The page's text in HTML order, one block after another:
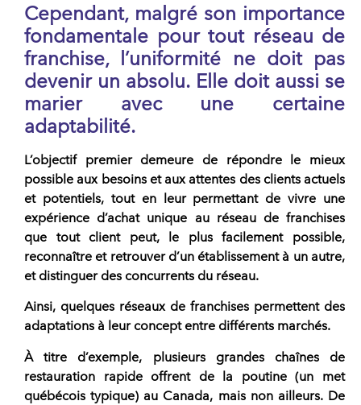
Cependant, malgré son importance
fondamentale pour tout réseau de
franchise,
l’uniformité ne doit pas
devenir un absolu. Elle doit aussi se
marier avec une certaine
adaptabilité.
L’objectif premier demeure de répondre le mieux
possible aux besoins et aux attentes des clients actuels
et potentiels, tout en leur permettant de vivre une
expérience d’achat unique au réseau de franchises
que tout client peut, le plus facilement possible,
reconnaître et retrouver d’un établissement à un autre,
et distinguer des concurrents du réseau.
Ainsi, quelques réseaux de franchises permettent des
adaptations à leur concept entre différents marchés.
À titre d’exemple, plusieurs grandes chaînes de
restauration rapideoffrent de la poutine (un met
québécois typique) au Canada, mais non ailleurs. De